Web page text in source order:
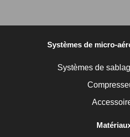
Systèmes de micro-
Systèmes de